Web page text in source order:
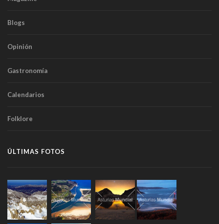
Blogs
Opinión
Gastronomía
Calendarios
Folklore
ÚLTIMAS FOTOS